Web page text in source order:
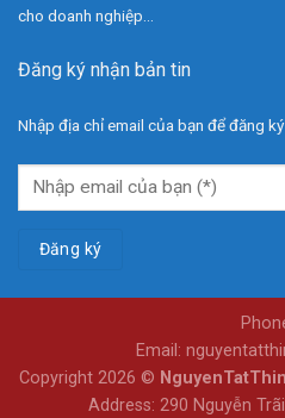
cho doanh nghiệp...
Đăng ký nhận bản tin
Nhập địa chỉ email của bạn để đăng
Email:
Copyright 2026 ©
Address: 290 Nguyễn